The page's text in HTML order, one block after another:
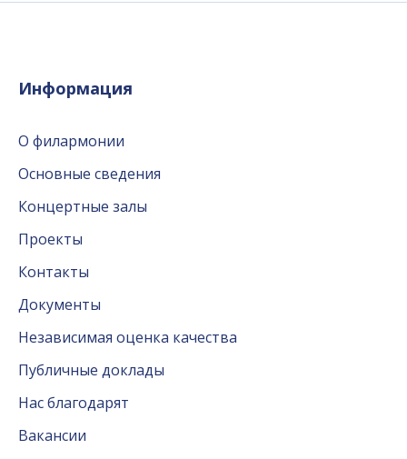
Информация
О филармонии
Основные сведения
Концертные залы
Проекты
Контакты
Документы
Независимая оценка качества
Публичные доклады
Нас благодарят
Вакансии